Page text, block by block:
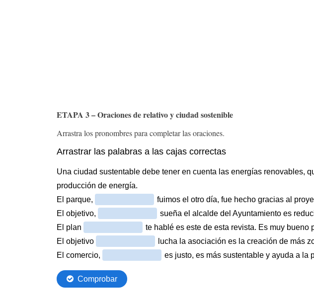
ETAPA 3 – Oraciones de relativo y ciudad sostenible
Arrastra los pronombres para completar las oraciones.